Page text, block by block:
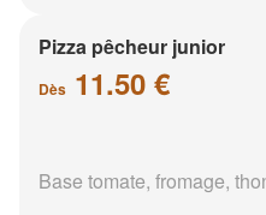
Pizza pêcheur junior
Dès 11.50 €
Base tomate, fromage,